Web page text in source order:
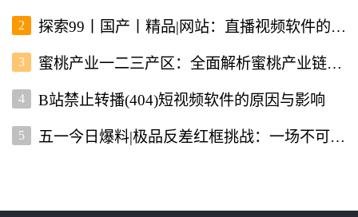
2 探索99丨国产丨精品|网站：直播视频软件的新选择
3 蜜桃产业一二三产区：全面解析蜜桃产业链的现状与未来
4 B站禁止转播(404)短视频软件的原因与影响
5 五一今日爆料|极品反差红框挑战：一场不可错过的直播盛宴